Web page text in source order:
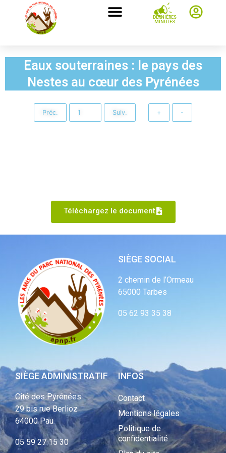
DERNIÈRES
MINUTES
Eaux souterraines : le pays des
Nestes au cœur des Pyrénées
Préc. Suiv. + -
Téléchargez le document
SIÈGE SOCIAL
2 chemin de l’Ormeau
65000 Tarbes
05 62 93 35 38
SIÈGE ADMINISTRATIF
Cité des Pyrénées
29 bis rue Berlioz
64000 Pau
05 59 27 15 30
INFOS
Contact
Mentions légales
Politique de
confidentialité